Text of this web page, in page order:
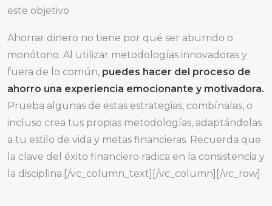
este objetivo
Ahorrar dinero no tiene por qué ser aburrido o
monótono. Al utilizar metodologías innovadoras y
fuera de lo común, puedes hacer del proceso de
ahorro una experiencia emocionante y motivadora.
Prueba algunas de estas estrategias, combínalas, o
incluso crea tus propias metodologías, adaptándolas
a tu estilo de vida y metas financieras. Recuerda que
la clave del éxito financiero radica en la consistencia y
la disciplina.[/vc_column_text][/vc_column][/vc_row]